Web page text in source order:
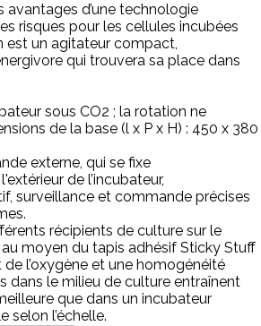
avantages d’une technologie
risques pour les cellules incubées
est un agitateur compact,
qui trouvera sa place dans
sous CO2 ; la rotation ne
de la base (l x P x H) : 450 x 380
externe, qui se fixe
de l’incubateur,
surveillance et commande précises
récipients de culture sur le
moyen du tapis adhésif Sticky Stuff
de l’oxygène et une homogénéité
dans le milieu de culture entraînent
que dans un incubateur
selon l’échelle.